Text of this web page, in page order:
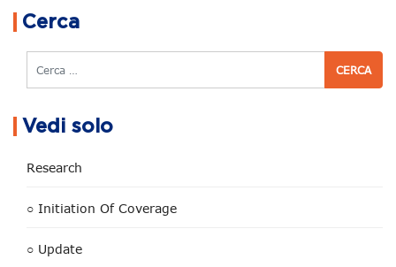
Cerca
Cerca
Vedi solo
Research
○ Initiation Of Coverage
○ Update